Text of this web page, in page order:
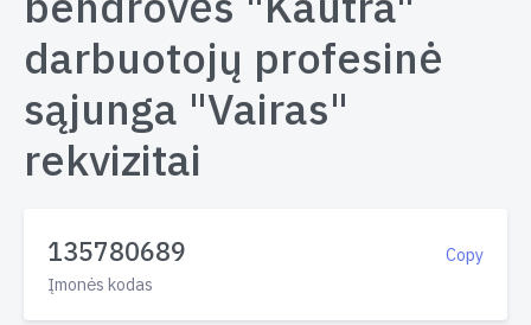
darbuotojų profesinė
sąjunga "Vairas"
rekvizitai
Copy
135780689
Įmonės kodas